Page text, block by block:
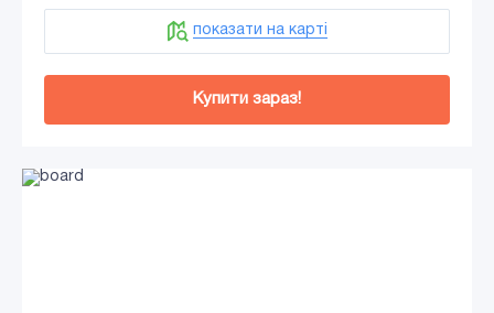
показати на карті
Купити зараз!